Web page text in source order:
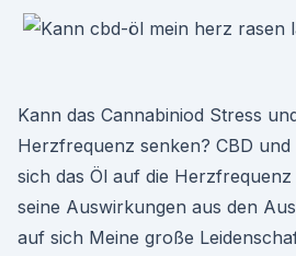
Kann das Cannabiniod Stress
Herzfrequenz senken? CBD
sich das Öl auf die
seine Auswirkungen aus den
auf sich Meine große